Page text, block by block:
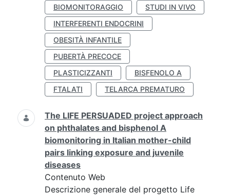
BIOMONITORAGGIO
STUDI IN VIVO
INTERFERENTI ENDOCRINI
OBESITÀ INFANTILE
PUBERTÀ PRECOCE
PLASTICIZZANTI
BISFENOLO A
FTALATI
TELARCA PREMATURO
The LIFE PERSUADED project approach
on phthalates and bisphenol A
biomonitoring in Italian mother-child
pairs linking exposure and juvenile
diseases
Contenuto Web
Descrizione generale del progetto Life